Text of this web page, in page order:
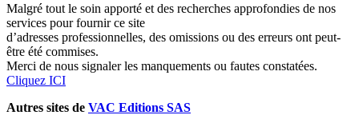
Malgré tout le soin apporté et des recherches approfondies de nos
services pour fournir ce site
d’adresses professionnelles, des omissions ou des erreurs ont peut-
être été commises.
Merci de nous signaler les manquements ou fautes constatées.
Cliquez ICI
Autres sites de VAC Editions SAS